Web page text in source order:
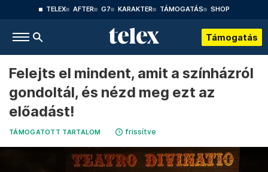
TELEX AFTER G7 KARAKTER TÁMOGATÁS SHOP
Támogatás
Felejts el mindent, amit a színházról
gondoltál, és nézd meg ezt az
előadást!
TÁMOGATOTT TARTALOM frissítve